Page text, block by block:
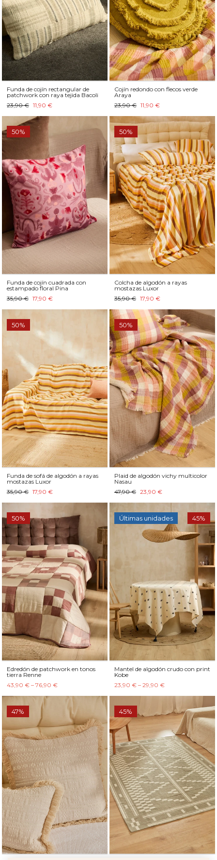
Funda de cojín rectangular de
patchwork con raya tejida Bacoli
23,90 € 11,90 €
Cojín redondo con flecos verde
Araya
23,90 € 11,90 €
50%
Funda de cojín cuadrada con
estampado floral Pina
35,90 € 17,90 €
50%
Colcha de algodón a rayas
mostazas Luxor
35,90 € 17,90 €
50%
Funda de sofá de algodón a rayas
mostazas Luxor
35,90 € 17,90 €
50%
Plaid de algodón vichy multicolor
Nasau
47,90 € 23,90 €
50%
Edredón de patchwork en tonos
tierra Renne
43,90 € – 76,90 €
Últimas unidades 45%
Mantel de algodón crudo con print
Kobe
23,90 € – 29,90 €
47% 45%
Recibe un -10%